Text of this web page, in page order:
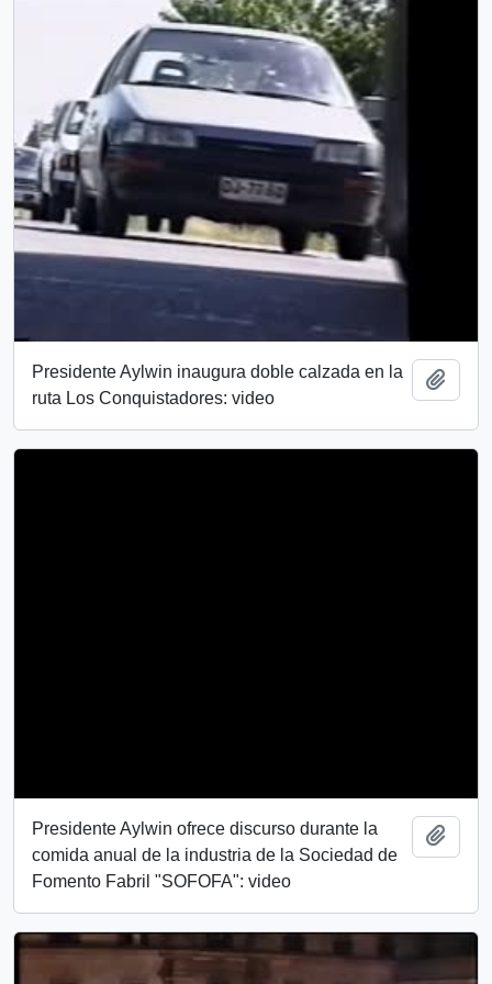
Presidente Aylwin inaugura doble calzada en la
ruta Los Conquistadores: video
Presidente Aylwin ofrece discurso durante la
comida anual de la industria de la Sociedad de
Fomento Fabril "SOFOFA": video